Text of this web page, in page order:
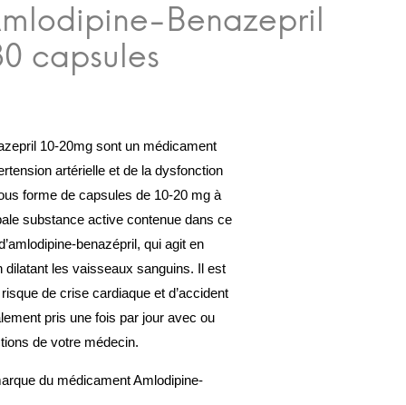
10-20mg sont un médicament
artérielle et de la dysfonction
forme de capsules de 10-20 mg à
substance active contenue dans ce
benazépril, qui agit en
dilatant les vaisseaux sanguins. Il est
de crise cardiaque et d’accident
pris une fois par jour avec ou
de votre médecin.
du médicament Amlodipine-